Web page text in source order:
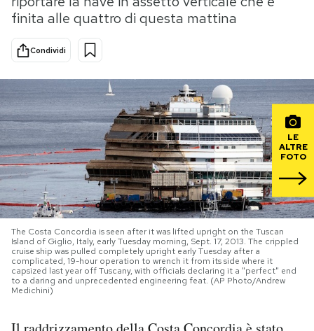
Scienza
Cultura
Economia
Media
Mondiali calcio 2026
PODCAST
NEWSLETTER
I MIEI PREFERITI
SHOP
finita alle quattro di questa mattina
Condividi
LE
ALTRE
FOTO
The Costa Concordia is seen after it was lifted upright on the Tuscan
Island of Giglio, Italy, early Tuesday morning, Sept. 17, 2013. The crippled
cruise ship was pulled completely upright early Tuesday after a
complicated, 19-hour operation to wrench it from its side where it
capsized last year off Tuscany, with officials declaring it a "perfect" end
to a daring and unprecedented engineering feat. (AP Photo/Andrew
Medichini)